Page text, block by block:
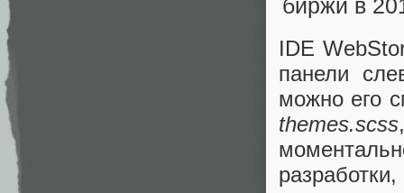
IDE
панели
можно его
themes.scss